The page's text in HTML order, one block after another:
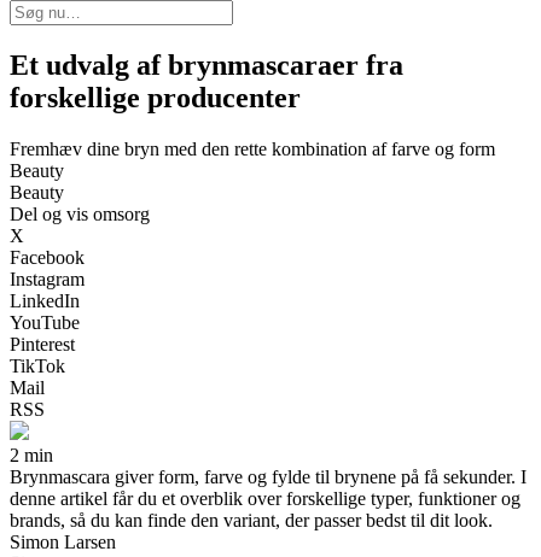
Et udvalg af brynmascaraer fra
forskellige producenter
Fremhæv dine bryn med den rette kombination af farve og form
Beauty
Beauty
Del og vis omsorg
X
Facebook
Instagram
LinkedIn
YouTube
Pinterest
TikTok
Mail
RSS
2 min
Brynmascara giver form, farve og fylde til brynene på få sekunder. I
denne artikel får du et overblik over forskellige typer, funktioner og
brands, så du kan finde den variant, der passer bedst til dit look.
Simon Larsen